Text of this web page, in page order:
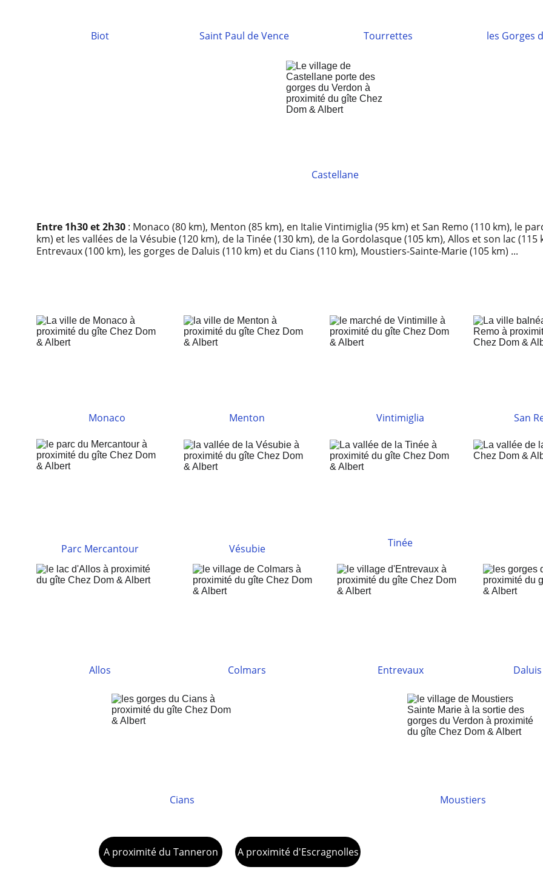
Castellane
les Gorges
Saint Paul de Vence Tourrettes
Biot
Entre 1h30 et 2h30 : Monaco (80 km), Menton (85 km), en Italie Vintimiglia (95 km) et San Remo (110 km), le
km) et les vallées de la Vésubie (120 km), de la Tinée (130 km), de la Gordolasque (105 km), Allos et son lac
Entrevaux (100 km), les gorges de Daluis (110 km) et du Cians (110 km), Moustiers-Sainte-Marie (105 km) ...
San
Vintimiglia
Parc Mercantour Vésubie Tinée
Allos Entrevaux
Menton
Monaco
Colmars
Cians
Daluis
Moustiers
A proximité du Tanneron A proximité d'Escragnolles